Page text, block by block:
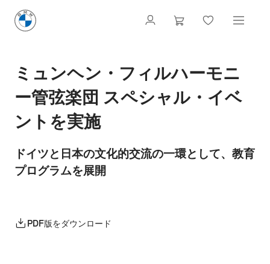
ミュンヘン・フィルハーモニ
ー管弦楽団 スペシャル・イベ
ントを実施
ドイツと日本の文化的交流の一環として、教育
プログラムを展開
PDF版をダウンロード